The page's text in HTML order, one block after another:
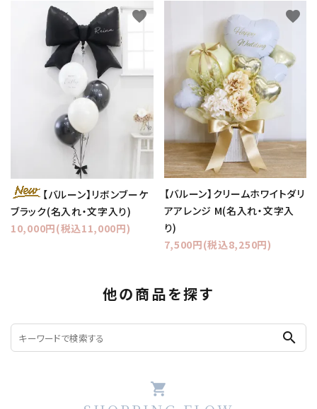
【バルーン】リボンブーケ
ブラック(名入れ・文字入り)
10,000円(税込11,000円)
favorite
【バルーン】クリームホワイトダリ
アアレンジ M(名入れ・文字入
り)
7,500円(税込8,250円)
favorite
他の商品を探す
search
shopping_cart